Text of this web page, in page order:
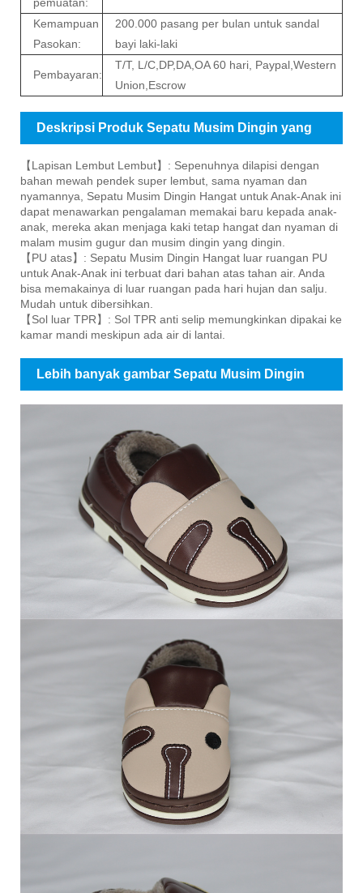
Kemampuan
Pasokan:
200.000 pasang per bulan untuk sandal
bayi laki-laki
Pembayaran:
T/T, L/C,DP,DA,OA 60 hari, Paypal,Western
Union,Escrow
Deskripsi Produk Sepatu Musim Dingin yang
Hangat untuk Anak
【Lapisan Lembut Lembut】: Sepenuhnya dilapisi dengan
bahan mewah pendek super lembut, sama nyaman dan
nyamannya, Sepatu Musim Dingin Hangat untuk Anak-Anak ini
dapat menawarkan pengalaman memakai baru kepada anak-
anak, mereka akan menjaga kaki tetap hangat dan nyaman di
malam musim gugur dan musim dingin yang dingin.
【PU atas】: Sepatu Musim Dingin Hangat luar ruangan PU
untuk Anak-Anak ini terbuat dari bahan atas tahan air. Anda
bisa memakainya di luar ruangan pada hari hujan dan salju.
Mudah untuk dibersihkan.
【Sol luar TPR】: Sol TPR anti selip memungkinkan dipakai ke
kamar mandi meskipun ada air di lantai.
Lebih banyak gambar Sepatu Musim Dingin
Hangat untuk Anak-Anak